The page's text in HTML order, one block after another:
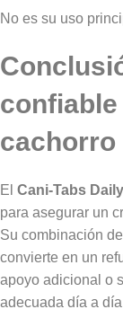
No es su uso
cachorro
El Cani-Tabs
para asegurar un
Su combinación
convierte en un
apoyo adicional o
adecuada día a